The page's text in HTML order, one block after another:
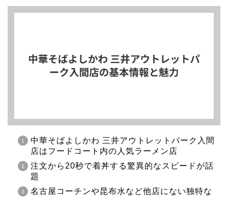
中華そばよしかわ 三井アウトレットパーク入間
店はフードコート内の人気ラーメン店
注文から20秒で着丼する驚異的なスピードが話
題
名古屋コーチンや昆布水など他店にない独特な